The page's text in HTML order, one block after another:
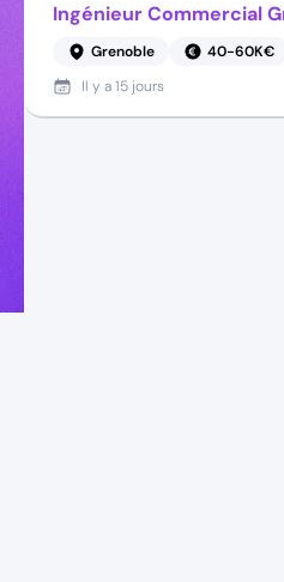
Ingénieur Commercial
Grenoble
40-60K€
Il y a15 jours